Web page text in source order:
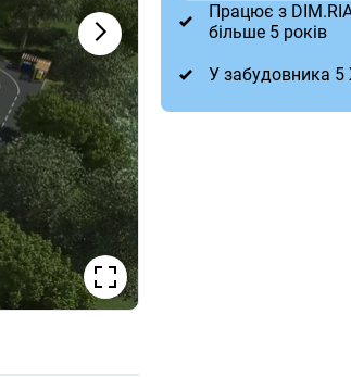
Працює з
більше 5 років
У забудовника